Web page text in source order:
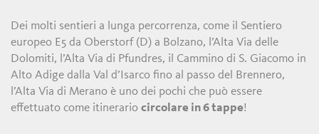
Dei molti sentieri a lunga percorrenza, come il Sentiero
europeo E5 da Oberstorf (D) a Bolzano, l’Alta Via delle
Dolomiti, l’Alta Via di Pfundres, il Cammino di S. Giacomo in
Alto Adige dalla Val d’Isarco fino al passo del Brennero,
l’Alta Via di Merano è uno dei pochi che può essere
effettuato come itinerariocircolare in 6 tappe!